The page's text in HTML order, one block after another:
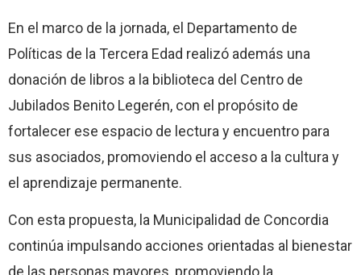
En el marco de la jornada, el Departamento de
Políticas de la Tercera Edad realizó además una
donación de libros a la biblioteca del Centro de
Jubilados Benito Legerén, con el propósito de
fortalecer ese espacio de lectura y encuentro para
sus asociados, promoviendo el acceso a la cultura y
el aprendizaje permanente.
Con esta propuesta, la Municipalidad de Concordia
continúa impulsando acciones orientadas al bienestar